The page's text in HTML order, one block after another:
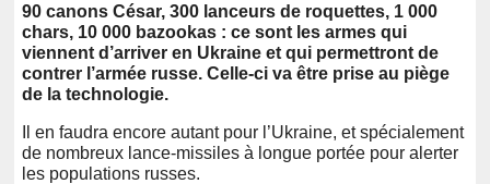
90 canons César, 300 lanceurs de roquettes, 1 000
chars, 10 000 bazookas : ce sont les armes qui
viennent d’arriver en Ukraine et qui permettront de
contrer l’armée russe. Celle-ci va être prise au piège
de la technologie.
Il en faudra encore autant pour l’Ukraine, et spécialement
de nombreux lance-missiles à longue portée pour alerter
les populations russes.